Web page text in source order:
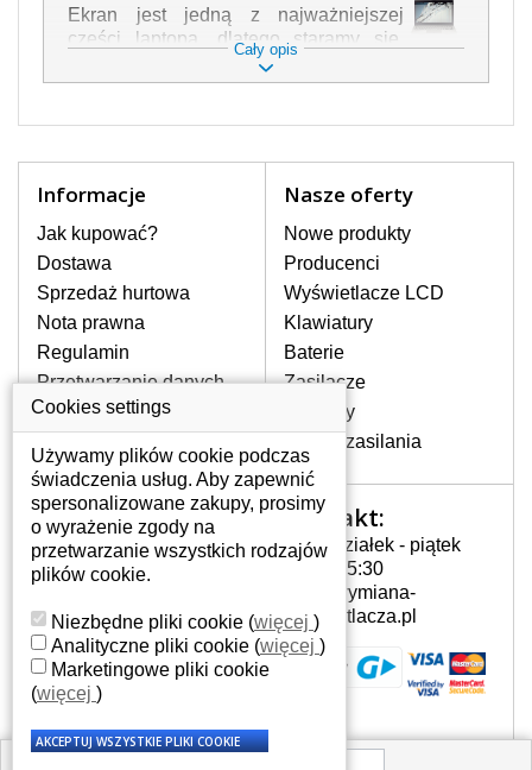
Ekran jest jedną z najważniejszej
części laptopa, dlatego staramy się,
żeby był jak najwyższej jakości. Służy
on do wyświetlania tekstu lub obrazu w
z nim z jak największą ostrożnością. Do
zaliczyć uszkodzenia mechaniczne np.
rozbity lub pęknięty ekran, następnie
pojawiające się pionowe pasy, ciemny
ekran, migotanie lub nierównomierną
jasność ekranu.
NAJWYŻSZEJ JAKOŚCI!
W naszym magazynie przez
cały okres gwarancji posiadamy
wyłącznie wysokiej jakości
oryginalne matryce klasy A+ bez
wadliwych pikseli.
JAK WYBRAĆ ODPOWIEDNI EKRAN
DO LAPTOPA ACER ASPIRE AS5536-
Odpowiedni ekran można dobrać do
konkretnego modelu laptopa, którego
oznaczenie można znaleźć na naklejce
na spodzie laptopa lub pod baterią, bywa
obudowie klawiatury. Jeżeli zepsuty lub
Cały opis
Informacje
Jak kupować?
Dostawa
Sprzedaż hurtowa
Nota prawna
Regulamin
Przetwarzanie danych
osobowych
Gdzie nas znajdziesz
Nasze oferty
Nowe produkty
Producenci
Wyświetlacze LCD
Klawiatury
Baterie
Zasilacze
Zawiasy
Złącza zasilania
Twoje konto
Twoje konto
Dane osobowe
Adresy
Historia zamówień
Kontakt:
Poniedziałek - piątek
7:00 - 15:30
info@wymiana-
wyswietlacza.pl
Cookies settings
Używamy plików cookie podczas
świadczenia usług. Aby zapewnić
spersonalizowane zakupy, prosimy
o wyrażenie zgody na
przetwarzanie wszystkich rodzajów
plików cookie.
Niezbędne pliki cookie (więcej )
Analityczne pliki cookie (więcej )
Marketingowe pliki cookie
(więcej )